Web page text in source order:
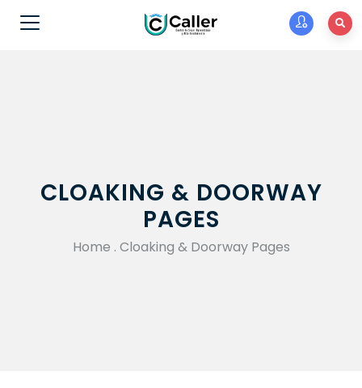
CLOAKING & DOORWAY
PAGES
Home . Cloaking & Doorway Pages